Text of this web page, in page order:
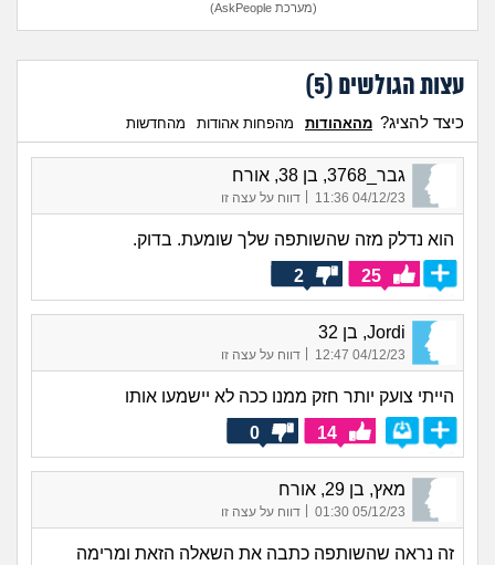
(מערכת AskPeople)
עצות הגולשים (5
)
כיצד להציג? מהאהודות מהפחות אהודות מהחדשות
גבר_3768, בן 38, אורח
04/12/23 11:36
| דווח על עצה זו
הוא נדלק מזה שהשותפה שלך שומעת. בדוק.
25
2
Jordi, בן 32
04/12/23 12:47 דווח על עצה זו
הייתי צועק יותר חזק ממנו ככה לא יישמעו אותו
14
0
מאץ, בן 29, אורח
05/12/23 01:30 דווח על עצה זו
זה נראה שהשותפה כתבה את השאלה הזאת ומרימה